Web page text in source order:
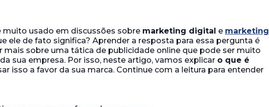
muito usado em discussões sobre marketing digital e marketing
ele de fato significa? Aprender a resposta para essa pergunta é
mais sobre uma tática de publicidade online que pode ser muito
sua empresa. Por isso, neste artigo, vamos explicar o que é
isso a favor da sua marca. Continue com a leitura para entender